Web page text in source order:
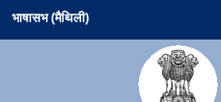
भाषासभ (मैथिली)